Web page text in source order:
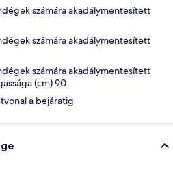
számára akadálymentesített
számára akadálymentesített
számára akadálymentesített
(cm) 90
a bejáratig